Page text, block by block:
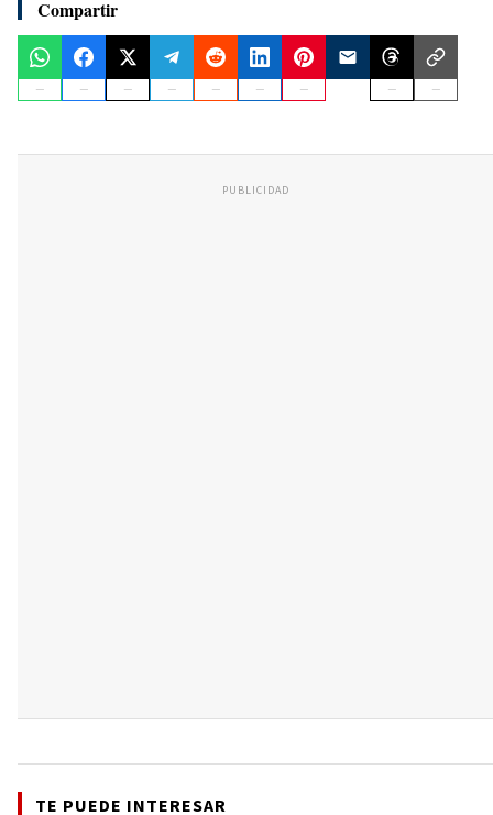
Compartir
PUBLICIDAD
TE PUEDE INTERESAR